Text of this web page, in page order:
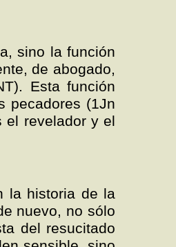
sino la función
de abogado,
Esta función
pecadores (1Jn
el revelador y el
la historia de la
nuevo, no sólo
del resucitado